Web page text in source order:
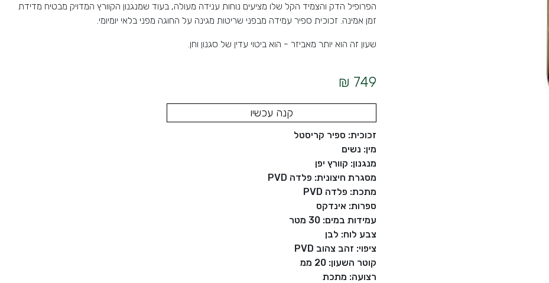
הפרופיל הדק והצמיד הקל שלו מציעים נוחות ענידה מעולה, בעוד שמנגנון הקוורץ המדויק מבטיח מדידת
זמן אמינה. זכוכית ספיר עמידה מבפני שריטות מגינה על החוגה מפני בלאי יומיומי.
שעון זה הוא יותר מאביזר - הוא ביטוי עדין של סגנון וחן.
749 ₪
קנה עכשיו
זכוכית: ספיר קריסטל
מין: נשים
מנגנון: קוורץ יפן
מסגרת חיצונית: פלדה PVD
מתכת: פלדה PVD
ספרות: אינדקס
עמידות במים: 30 מטר
צבע לוח: לבן
ציפוי: זהב צהוב PVD
קוטר השעון: 20 ממ
רצועה: מתכת